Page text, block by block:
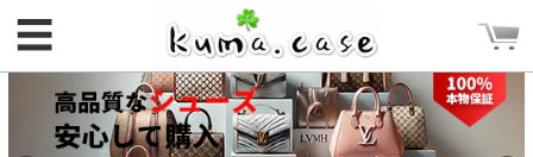
☰ 新規会員登録